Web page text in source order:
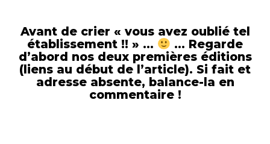
Avant de crier « vous avez oublié tel
établissement !! » …
… Regarde
d’abord nos deux premières éditions
(liens au début de l’article). Si fait et
adresse absente, balance-la en
commentaire !